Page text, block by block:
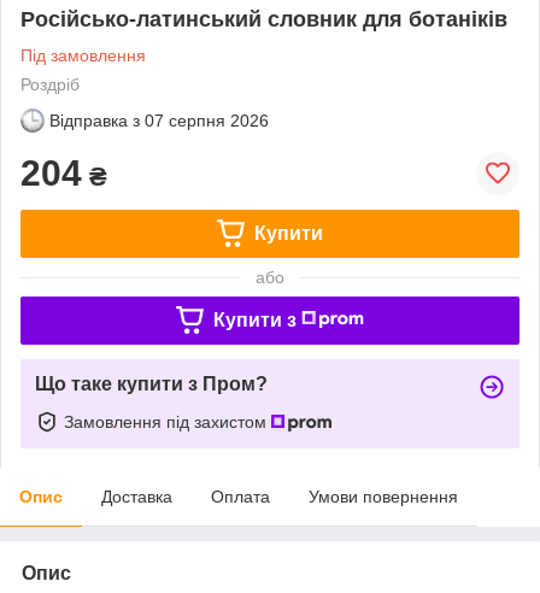
Російсько-латинський словник для ботаніків
Під замовлення
Роздріб
Відправка з 07 серпня 2026
204 ₴
Купити
або
Купити з
Що таке купити з Пром?
Замовлення під захистом
Опис Доставка Оплата Умови повернення
Опис